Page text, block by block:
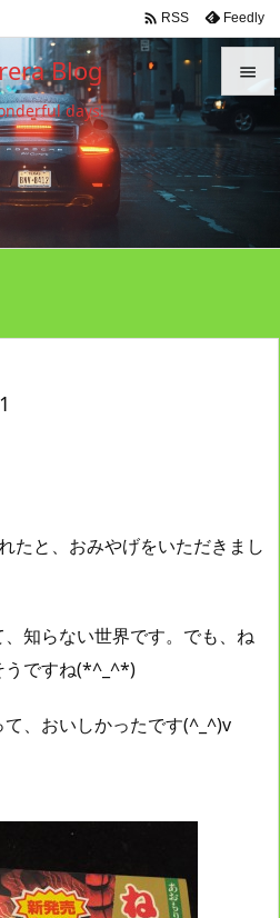
Blog
days!


メニュ

 RSS Feedly
たと、おみやげをいただきまし
知らない世界です。でも、ね
うですね(*^_^*)
、おいしかったです(^_^)v